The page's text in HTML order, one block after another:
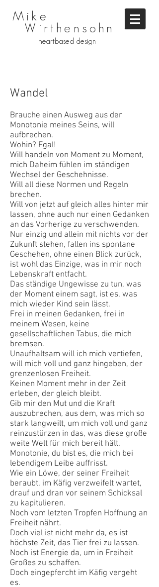
Mike
Wirthensohn
heartbased design
Wandel
Brauche einen Ausweg aus der
Monotonie meines Seins, will
aufbrechen.
Wohin? Egal!
Will handeln von Moment zu Moment,
mich Daheim fühlen im ständigen
Wechsel der Geschehnisse.
Will all diese Normen und Regeln
brechen.
Will von jetzt auf gleich alles hinter mir
lassen, ohne auch nur einen Gedanken
an das Vorherige zu verschwenden.
Nur einzig und allein mit nichts vor der
Zukunft stehen, fallen ins spontane
Geschehen, ohne einen Blick zurück,
ist wohl das Einzige, was in mir noch
Lebenskraft entfacht.
Das ständige Ungewisse zu tun, was
der Moment einem sagt, ist es, was
mich wieder Kind sein lässt.
Frei in meinen Gedanken, frei in
meinem Wesen, keine
gesellschaftlichen Tabus, die mich
bremsen.
Unaufhaltsam will ich mich vertiefen,
will mich voll und ganz hingeben, der
grenzenlosen Freiheit.
Keinen Moment mehr in der Zeit
erleben, der gleich bleibt.
Gib mir den Mut und die Kraft
auszubrechen, aus dem, was mich so
stark langweilt, um mich voll und ganz
reinzustürzen in das, was diese große
weite Welt für mich bereit hält.
Monotonie, du bist es, die mich bei
lebendigem Leibe auffrisst.
Wie ein Löwe, der seiner Freiheit
beraubt, im Käfig verzweifelt wartet,
drauf und dran vor seinem Schicksal
zu kapitulieren.
Noch vom letzten Tropfen Hoffnung an
Freiheit nährt.
Doch viel ist nicht mehr da, es ist
höchste Zeit, das Tier frei zu lassen.
Noch ist Energie da, um in Freiheit
Großes zu schaffen.
Doch eingepfercht im Käfig vergeht
es.